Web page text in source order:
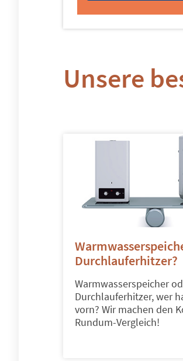
Unsere
Durchlauferhitzer?
Warmwasserspeicher
Durchlauferhitzer, wer
vorn? Wir machen den
Rundum-Vergleich!